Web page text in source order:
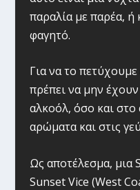
παραλία με παρέα,
φαγητό.
Για να το
πρέπει να μην
αλκοόλ, όσο και
αρώματα και στις
Ως αποτέλεσμα, μια
Sunset Vice (West